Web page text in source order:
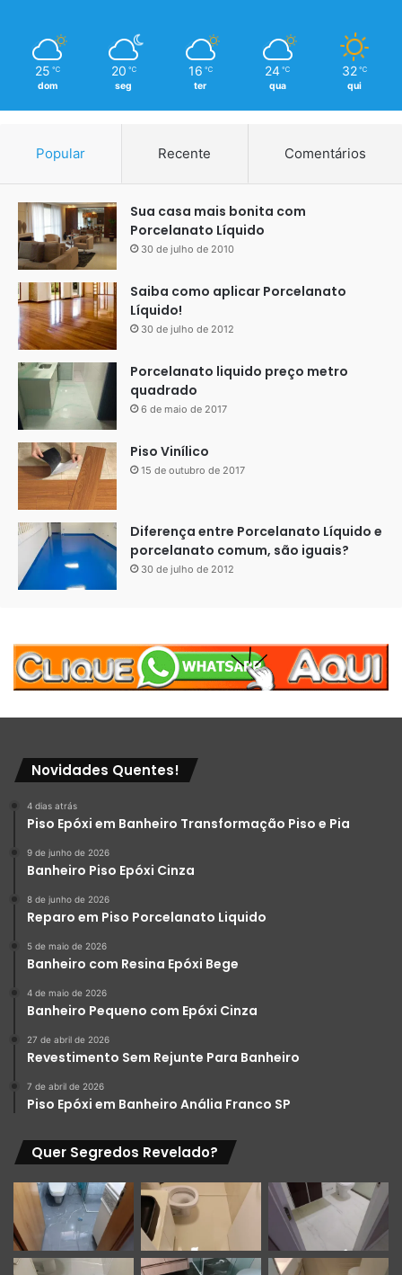
25 ℃
dom
20 ℃
seg
16 ℃
ter
24 ℃
qua
32 ℃
qui
Popular Recente Comentários
Sua casa mais bonita com
Porcelanato Líquido
30 de julho de 2010
Saiba como aplicar Porcelanato
Líquido!
30 de julho de 2012
Porcelanato liquido preço metro
quadrado
6 de maio de 2017
Piso Vinílico
15 de outubro de 2017
Diferença entre Porcelanato Líquido e
porcelanato comum, são iguais?
30 de julho de 2012
Novidades Quentes!
4 dias atrás
Piso Epóxi em Banheiro Transformação Piso e Pia
9 de junho de 2026
Banheiro Piso Epóxi Cinza
8 de junho de 2026
Reparo em Piso Porcelanato Liquido
5 de maio de 2026
Banheiro com Resina Epóxi Bege
4 de maio de 2026
Banheiro Pequeno com Epóxi Cinza
27 de abril de 2026
Revestimento Sem Rejunte Para Banheiro
7 de abril de 2026
Piso Epóxi em Banheiro Anália Franco SP
Quer Segredos Revelado?